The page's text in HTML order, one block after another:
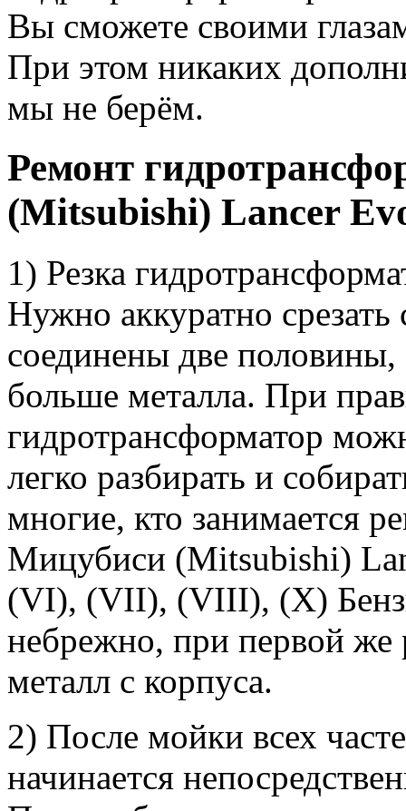
Вы сможете своими
При этом никаких
мы не берём.
Ремонт
(Mitsubishi) Lancer
1) Резка
Нужно аккуратно
соединены две половины,
больше металла. При
гидротрансформатор
легко разбирать и
многие, кто занимается
Мицубиси (Mitsubishi)
(VI), (VII), (VIII), (X)
небрежно, при первой же
металл с корпуса.
2) После мойки всех
начинается